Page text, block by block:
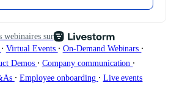
webinaires sur
∙ Virtual Events ∙ On-Demand Webinars ∙
Demos ∙ Company communication ∙
∙ Employee onboarding ∙ Live events